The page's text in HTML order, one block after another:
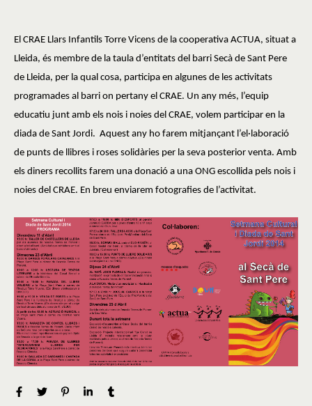
El CRAE Llars Infantils Torre Vicens de la cooperativa ACTUA, situat a
Lleida, és membre de la taula d’entitats del barri Secà de Sant Pere
de Lleida, per la qual cosa, participa en algunes de les activitats
programades al barri on pertany el CRAE. Un any més, l’equip
educatiu junt amb els nois i noies del CRAE, volem participar en la
diada de Sant Jordi. Aquest any ho farem mitjançant l’el·laboració
de punts de llibres i roses solidàries per la seva posterior venta. Amb
els diners recollits farem una donació a una ONG escollida pels nois i
noies del CRAE. En breu enviarem fotografies de l’activitat.